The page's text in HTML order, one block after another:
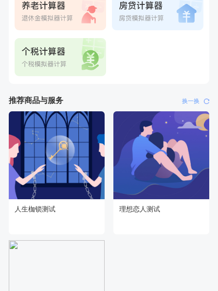
推荐商品与服务 换一换
人生枷锁测试 理想恋人测试